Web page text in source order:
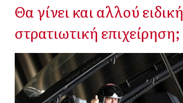
Θα γίνει και αλλού ειδική
στρατιωτική επιχείρηση;